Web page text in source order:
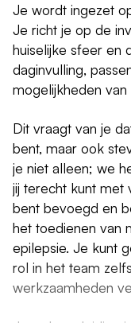
Je wordt ingezet
Je richt je op de
huiselijke sfeer en
daginvulling,
mogelijkheden
Dit vraagt van je
bent, maar ook
je niet alleen; we
jij terecht kunt met
bent bevoegd en
het toedienen van
epilepsie. Je kunt
rol in het team
werkzaamheden